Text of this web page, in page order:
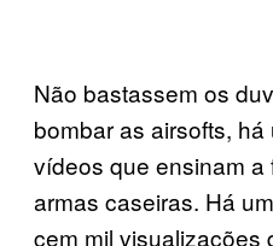
Não bastassem os
bombar as airsofts,
vídeos que ensinam a
armas caseiras. Há
cem mil visualizações